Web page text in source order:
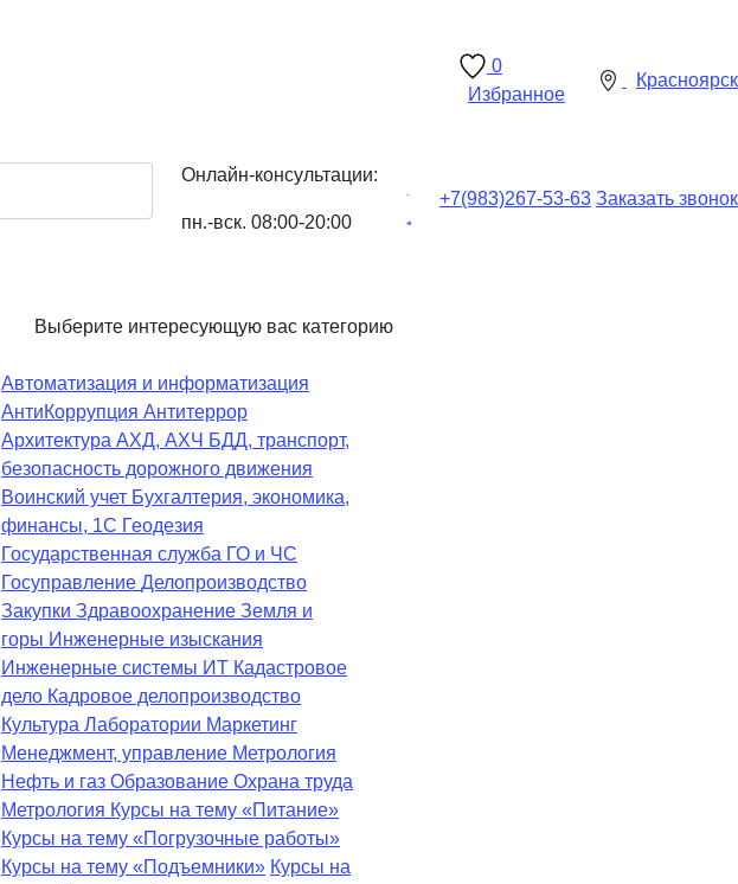
0
Избранное
Красноярск
Онлайн-консультации:
пн.-вск. 08:00-20:00
+7(983)267-53-63 Заказать звонок
Выберите интересующую вас категорию
Автоматизация и информатизация
АнтиКоррупция Антитеррор
Архитектура АХД, АХЧ БДД, транспорт,
безопасность дорожного движения
Воинский учет Бухгалтерия, экономика,
финансы, 1С Геодезия
Государственная служба ГО и ЧС
Госуправление Делопроизводство
Закупки Здравоохранение Земля и
горы Инженерные изыскания
Инженерные системы ИТ Кадастровое
дело Кадровое делопроизводство
Культура Лаборатории Маркетинг
Менеджмент, управление Метрология
Нефть и газ Образование Охрана труда
Метрология Курсы на тему «Питание»
Курсы на тему «Погрузочные работы»
Курсы на тему «Подъемники» Курсы на